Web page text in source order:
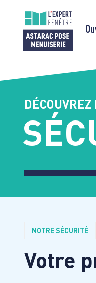
NOTRE SÉCURITÉ
Votre